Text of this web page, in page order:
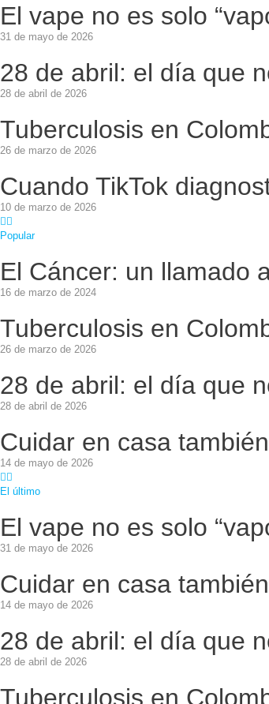
El vape no es solo
31 de mayo de 2026
28 de abril: el día que
28 de abril de 2026
Tuberculosis en
26 de marzo de 2026
Cuando TikTok
10 de marzo de 2026
Popular
El Cáncer: un llamado
16 de marzo de 2024
Tuberculosis en
26 de marzo de 2026
28 de abril: el día que
28 de abril de 2026
Cuidar en casa
14 de mayo de 2026
El último
El vape no es solo
31 de mayo de 2026
Cuidar en casa
14 de mayo de 2026
28 de abril: el día que
28 de abril de 2026
Tuberculosis en